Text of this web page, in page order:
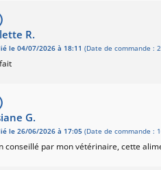
R.
le 04/07/2026 à 18:11 (Date de commande :
G.
le 26/06/2026 à 17:05 (Date de commande :
conseillé par mon vétérinaire, cette